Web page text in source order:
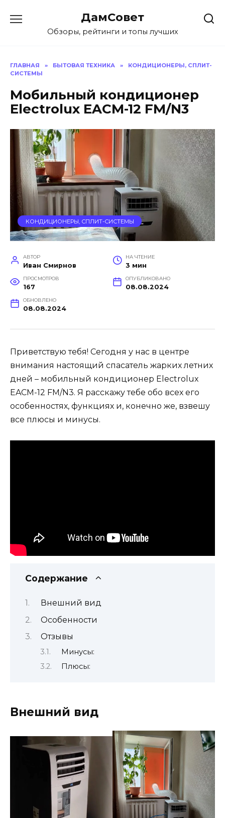
содержанию
ДамСовет
Обзоры, рейтинги и топы лучших
ГЛАВНАЯ » БЫТОВАЯ ТЕХНИКА »
КОНДИЦИОНЕРЫ, СПЛИТ-
СИСТЕМЫ
Мобильный кондиционер
Electrolux EACM-12 FM/N3
КОНДИЦИОНЕРЫ, СПЛИТ-СИСТЕМЫ
АВТОР
Иван Смирнов
НА ЧТЕНИЕ
3 мин
ПРОСМОТРОВ
167
ОПУБЛИКОВАНО
08.08.2024
ОБНОВЛЕНО
08.08.2024
Приветствую тебя! Сегодня у нас в центре
внимания настоящий спасатель жарких летних
дней – мобильный кондиционер Electrolux
EACM-12 FM/N3. Я расскажу тебе обо всех его
особенностях, функциях и, конечно же, взвешу
все плюсы и минусы.
Содержание
Внешний вид
Особенности
Отзывы
Минусы:
Плюсы:
Внешний вид